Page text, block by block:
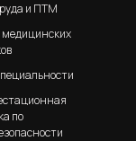
и ПТМ
медицинских
по